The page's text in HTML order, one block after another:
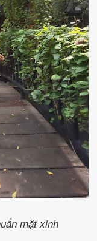
mặt xinh